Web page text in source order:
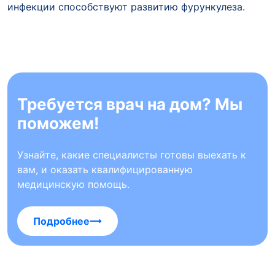
инфекции способствуют развитию фурункулеза.
Требуется врач на дом? Мы
поможем!
Узнайте, какие специалисты готовы выехать к
вам, и оказать квалифицированную
медицинскую помощь.
Подробнее